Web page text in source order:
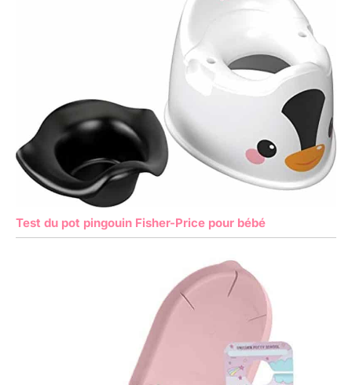
Test du pot pingouin Fisher-Price pour bébé